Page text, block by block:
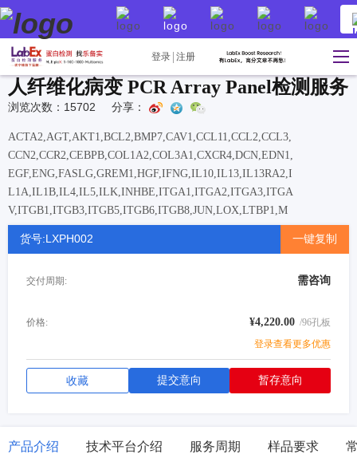
登录 注册
人纤维化病变 PCR Array Panel检测服务
浏览次数：15702 分享：
ACTA2,AGT,AKT1,BCL2,BMP7,CAV1,CCL11,CCL2,CCL3,
CCN2,CCR2,CEBPB,COL1A2,COL3A1,CXCR4,DCN,EDN1,
EGF,ENG,FASLG,GREM1,HGF,IFNG,IL10,IL13,IL13RA2,I
L1A,IL1B,IL4,IL5,ILK,INHBE,ITGA1,ITGA2,ITGA3,ITGA
V,ITGB1,ITGB3,ITGB5,ITGB6,ITGB8,JUN,LOX,LTBP1,M
MP1,MMP13,MMP14,MMP2,MMP3,MMP8,MMP9,MYC,NF
KB1,PDGFA,PDGFB,PLAT,PLAU,PLG,SERPINA1,SERPIN
NAI1,SP1,STAT1,STAT6,TGFB1,TGFB2,TGFB3,TGFBR1,T
,TNF,VEGFA
货号:LXPH002 一键复制
交付周期: 需咨询
价格: ¥4,220.00 /96孔板
登录查看更多优惠
收藏 提交意向 暂存意向
产品介绍 技术平台介绍 服务周期 样品要求